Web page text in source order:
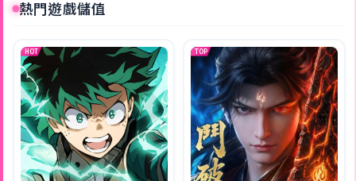
熱門遊戲儲值
HOT TOP